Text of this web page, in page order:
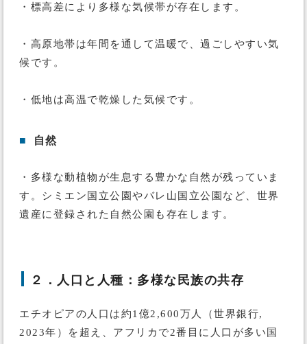
・標高差により多様な気候帯が存在します。
・高原地帯は年間を通して温暖で、過ごしやすい気
候です。
・低地は高温で乾燥した気候です。
■ 自然
・多様な動植物が生息する豊かな自然が残っていま
す。シミエン国立公園やバレ山国立公園など、世界
遺産に登録された自然公園も存在します。
２．人口と人種：多様な民族の共存
エチオピアの人口は約1億2,600万人（世界銀行,
2023年）を超え、アフリカで2番目に人口が多い国